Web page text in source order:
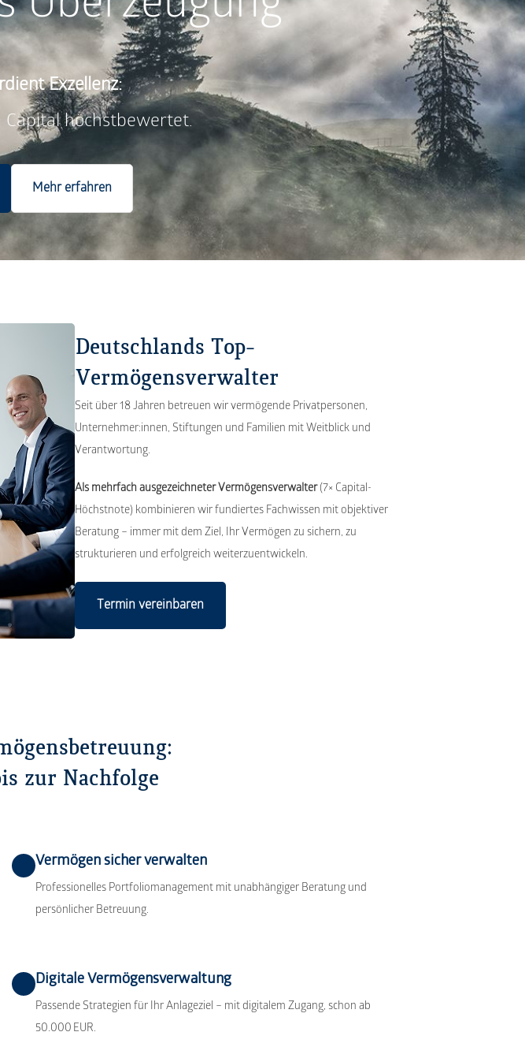
Exzellenz:
Capital höchstbewertet.
Mehr erfahren
Deutschlands Top-
Vermögensverwalter
Seit über 18 Jahren betreuen wir vermögende Privatpersonen,
Unternehmer:innen, Stiftungen und Familien mit Weitblick und
Verantwortung.
Als mehrfach ausgezeichneter Vermögensverwalter(7× Capital-
Höchstnote) kombinieren wir fundiertes Fachwissen mit objektiver
Beratung – immer mit dem Ziel, Ihr Vermögen zu sichern, zu
strukturieren und erfolgreich weiterzuentwickeln.
Termin vereinbaren
zur Nachfolge
Vermögen sicher verwalten
Professionelles Portfoliomanagement mit unabhängiger Beratung und
persönlicher Betreuung.
Digitale Vermögensverwaltung
Passende Strategien für Ihr Anlageziel – mit digitalem Zugang, schon ab
50.000 EUR.